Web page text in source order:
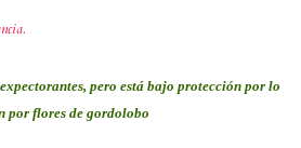
pero está bajo protección por lo
por flores de gordolobo